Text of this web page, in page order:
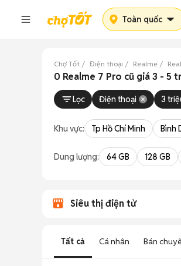
Toàn quốc
Chợ Tốt Điện thoại Realme
0 Realme 7 Pro cũ giá 3 - 5
Lọc Điện thoại 3
Khu vực: Tp Hồ Chí Minh Bình
Dung lượng: 64 GB 128 GB
Siêu thị điện tử
Tất cả Cá nhân Bán